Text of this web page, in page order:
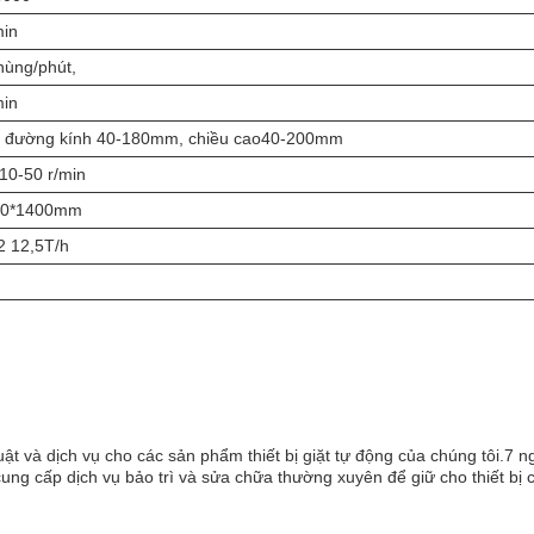
phút,
đường kính 40-180mm, chiều cao40-200mm
50 r/min
12,5T/h
và dịch vụ cho các sản phẩm thiết bị giặt tự động của chúng tôi.7
cấp dịch vụ bảo trì và sửa chữa thường xuyên để giữ cho thiết bị